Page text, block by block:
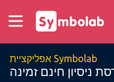
אפליקציית Symbolab